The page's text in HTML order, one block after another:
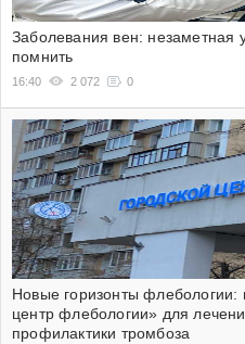
Заболевания вен: незаметная
помнить
16:40 2 072 0
Новые горизонты флебологии:
центр флебологии» для
профилактики тромбоза